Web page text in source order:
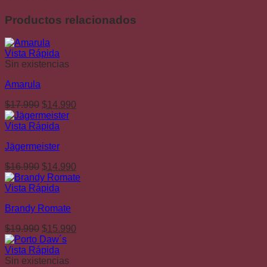
Productos relacionados
Vista Rápida
Sin existencias
Amarula
$17.990 El
precio
original
$17.990.
$14.990
Vista Rápida
Jägermeister
$16.990 El
precio
original
$16.990.
$14.990
precio
Vista Rápida
Brandy Romate
$19.990 El
precio
original
era:
$15.990
Vista Rápida
Sin existencias